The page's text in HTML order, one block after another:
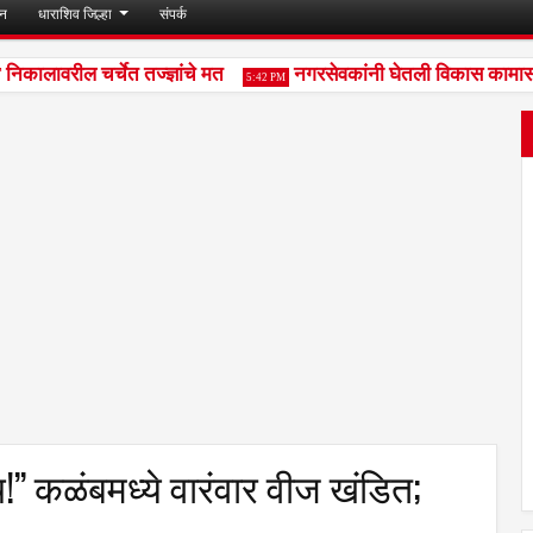
धाराशिव जिल्हा संपर्क
चर्चेत तज्ज्ञांचे मत 5:42 PM नगरसेवकांनी घेतली विकास
कळंबमध्ये वारंवार वीज खंडित;